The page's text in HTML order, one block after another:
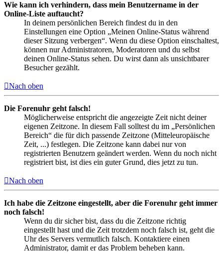
Wie kann ich verhindern, dass mein Benutzername in der
Online-Liste auftaucht?
In deinem persönlichen Bereich findest du in den
Einstellungen eine Option „Meinen Online-Status während
dieser Sitzung verbergen“. Wenn du diese Option einschaltest,
können nur Administratoren, Moderatoren und du selbst
deinen Online-Status sehen. Du wirst dann als unsichtbarer
Besucher gezählt.
Nach oben
Die Forenuhr geht falsch!
Möglicherweise entspricht die angezeigte Zeit nicht deiner
eigenen Zeitzone. In diesem Fall solltest du im „Persönlichen
Bereich“ die für dich passende Zeitzone (Mitteleuropäische
Zeit, ...) festlegen. Die Zeitzone kann dabei nur von
registrierten Benutzern geändert werden. Wenn du noch nicht
registriert bist, ist dies ein guter Grund, dies jetzt zu tun.
Nach oben
Ich habe die Zeitzone eingestellt, aber die Forenuhr geht immer
noch falsch!
Wenn du dir sicher bist, dass du die Zeitzone richtig
eingestellt hast und die Zeit trotzdem noch falsch ist, geht die
Uhr des Servers vermutlich falsch. Kontaktiere einen
Administrator, damit er das Problem beheben kann.